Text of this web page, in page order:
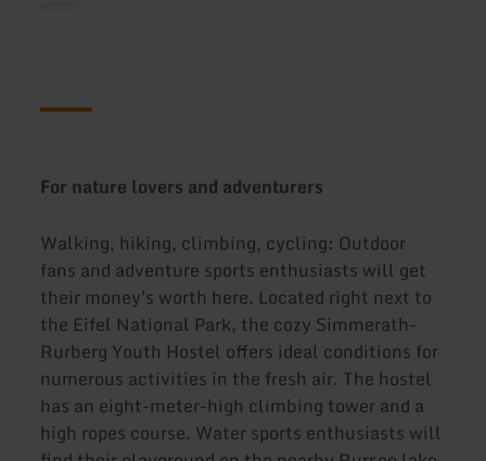
For nature lovers and adventurers
Walking, hiking, climbing, cycling: Outdoor
fans and adventure sports enthusiasts will get
their money's worth here. Located right next to
the Eifel National Park, the cozy Simmerath-
Rurberg Youth Hostel offers ideal conditions for
numerous activities in the fresh air. The hostel
has an eight-meter-high climbing tower and a
high ropes course. Water sports enthusiasts will